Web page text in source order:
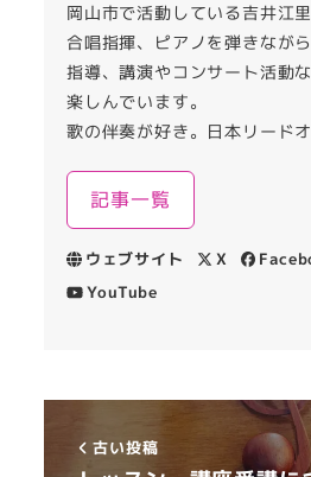
岡山市で活動している吉井江
合唱指揮、ピアノを弾きなが
指導、講演やコンサート活動
楽しんでいます。
歌の伴奏が好き。日本リード
記事一覧
ウェブサイト X
YouTube
古い投稿